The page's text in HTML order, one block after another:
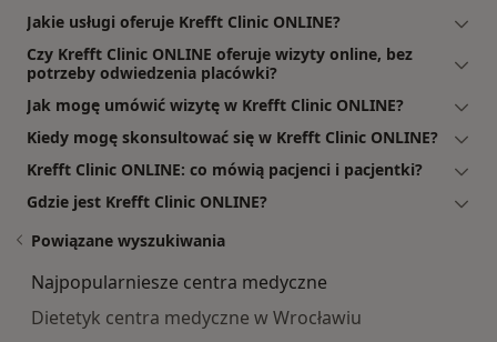
Jakie usługi oferuje Krefft Clinic ONLINE?
Czy Krefft Clinic ONLINE oferuje wizyty online, bez
potrzeby odwiedzenia placówki?
Jak mogę umówić wizytę w Krefft Clinic ONLINE?
Kiedy mogę skonsultować się w Krefft Clinic ONLINE?
Krefft Clinic ONLINE: co mówią pacjenci i pacjentki?
Gdzie jest Krefft Clinic ONLINE?
Powiązane wyszukiwania
Najpopularniesze centra medyczne
Dietetyk centra medyczne w Wrocławiu